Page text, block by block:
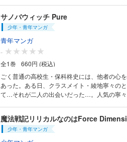
サノバウィッチ Pure
少年・青年マンガ
青年マンガ
-
全1巻
660円 (税込)
ごく普通の高校生・保科柊史には、他者の心
あった。ある日、クラスメイト・綾地寧々の
て…それが二人の出会いだった…。人気の寧
魔法戦記リリカルなのはForce
少年・青年マンガ